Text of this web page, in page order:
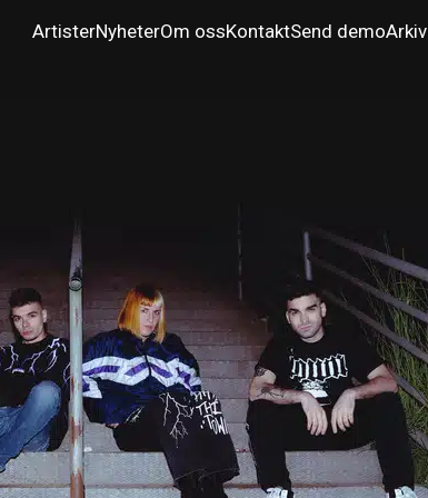
ArtisterNyheterOm ossKontaktSend demoArkiv